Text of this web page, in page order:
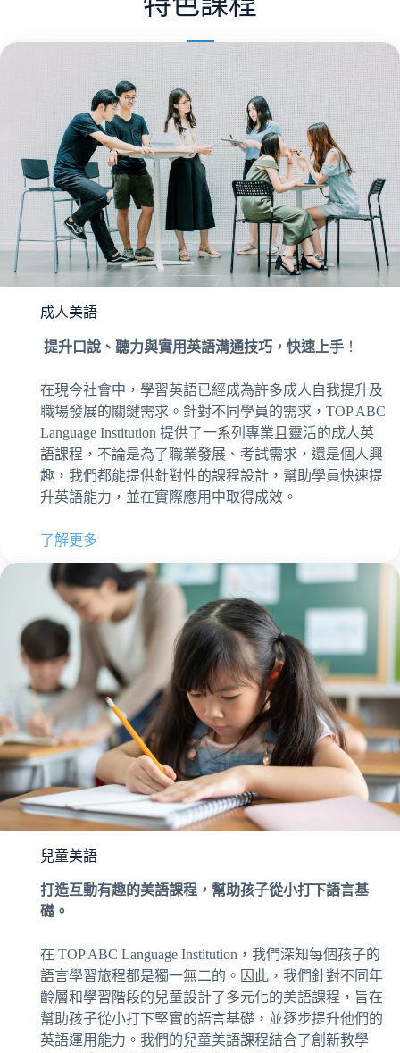
成人美語
提升口說、聽力與實用英語溝通技巧，快速上手 ！
在現今社會中，學習英語已經成為許多成人自我提升及
職場發展的關鍵需求。針對不同學員的需求，TOP ABC
Language Institution 提供了一系列專業且靈活的成人英
語課程，不論是為了職業發展、考試需求，還是個人興
趣，我們都能提供針對性的課程設計，幫助學員快速提
升英語能力，並在實際應用中取得成效。
了解更多
兒童美語
打造互動有趣的美語課程，幫助孩子從小打下語言基
礎。
在 TOP ABC Language Institution，我們深知每個孩子的
語言學習旅程都是獨一無二的。因此，我們針對不同年
齡層和學習階段的兒童設計了多元化的美語課程，旨在
幫助孩子從小打下堅實的語言基礎，並逐步提升他們的
英語運用能力。我們的兒童美語課程結合了創新教學